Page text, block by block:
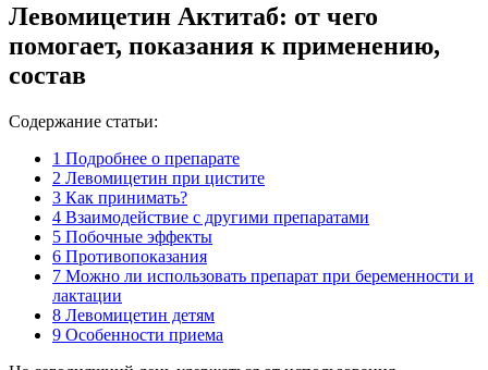
Левомицетин Актитаб: от чего
помогает, показания к применению,
состав
Содержание статьи:
1 Подробнее о препарате
2 Левомицетин при цистите
3 Как принимать?
4 Взаимодействие с другими препаратами
5 Побочные эффекты
6 Противопоказания
7 Можно ли использовать препарат при беременности и
лактации
8 Левомицетин детям
9 Особенности приема